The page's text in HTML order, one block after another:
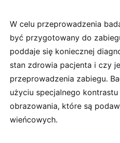
W celu przeprowadzenia
być przygotowany do
poddaje się koniecznej
stan zdrowia pacjenta i czy
przeprowadzenia zabiegu.
użyciu specjalnego
obrazowania, które są
wieńcowych.